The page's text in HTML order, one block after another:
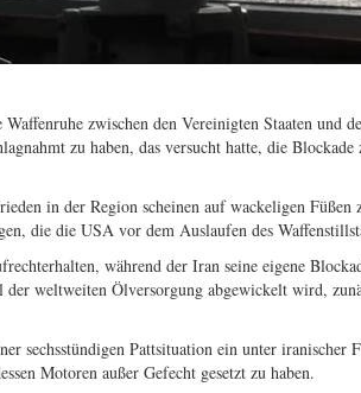
zwischen den Vereinigten Staaten und
zu haben, das versucht hatte, die
in der Region scheinen auf wackeligen
die die USA vor dem Auslaufen des
während der Iran seine eigene
weltweiten Ölversorgung abgewickelt wird,
sechsstündigen Pattsituation ein unter iranischer
Motoren außer Gefecht gesetzt zu haben.